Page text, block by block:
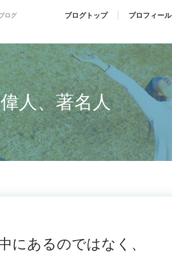
ログ ブログトップ プロフィール
偉人、著名人
にあるのではなく、